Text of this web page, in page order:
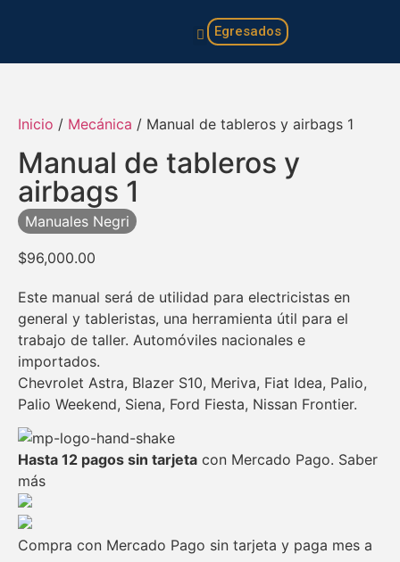
Egresados
Inicio / Mecánica / Manual de tableros y airbags 1
Manual de tableros y
airbags 1
Manuales Negri
$96,000.00
Este manual será de utilidad para electricistas en
general y tableristas, una herramienta útil para el
trabajo de taller. Automóviles nacionales e
importados.
Chevrolet Astra, Blazer S10, Meriva, Fiat Idea, Palio,
Palio Weekend, Siena, Ford Fiesta, Nissan Frontier.
Hasta 12 pagos sin tarjeta con Mercado Pago. Saber
más
Compra con Mercado Pago sin tarjeta y paga mes a